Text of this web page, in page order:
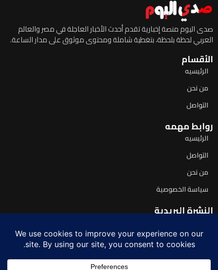
صدى اليوم منصة إخبارية تقدم أحدث الأخبار العاجلة في مصر والعالم
العربي لحظة بلحظة، بتغطية شاملة ومحتوى موثوق على مدار الساعة.
الأقسام
الرئيسيه
من نحن
التواصل
روابط مهمه
الرئيسيه
التواصل
من نحن
سياسة الخصوصية
النشرة البريدية